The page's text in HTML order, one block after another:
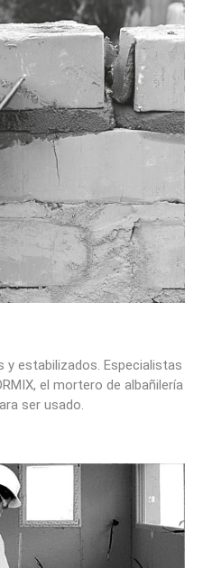
estabilizados. Especialistas
el mortero de albañilería
ser usado.